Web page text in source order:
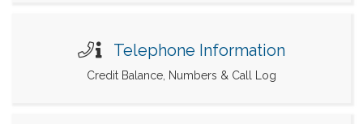
Telephone Information
Credit Balance, Numbers & Call Log